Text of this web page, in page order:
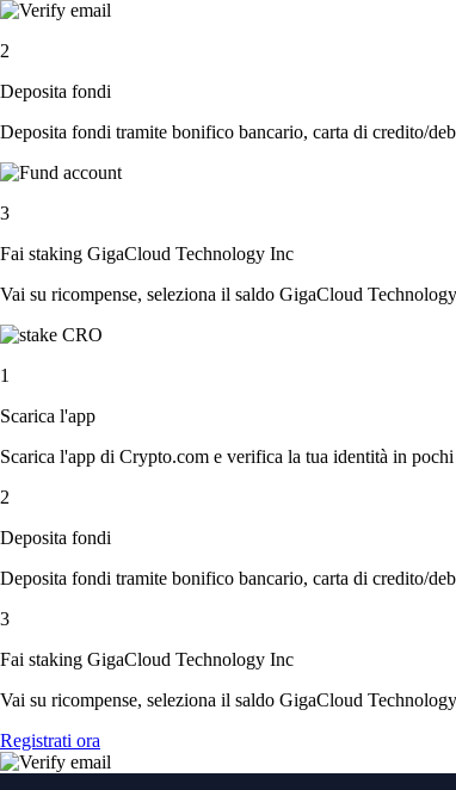
2
Deposita fondi
Deposita fondi tramite bonifico bancario, carta di credito/
3
Fai staking GigaCloud Technology Inc
Vai su ricompense, seleziona il saldo GigaCloud
1
Scarica l'app
Scarica l'app di Crypto.com e verifica la tua identità in
2
Deposita fondi
Deposita fondi tramite bonifico bancario, carta di credito/
3
Fai staking GigaCloud Technology Inc
Vai su ricompense, seleziona il saldo GigaCloud
Registrati ora